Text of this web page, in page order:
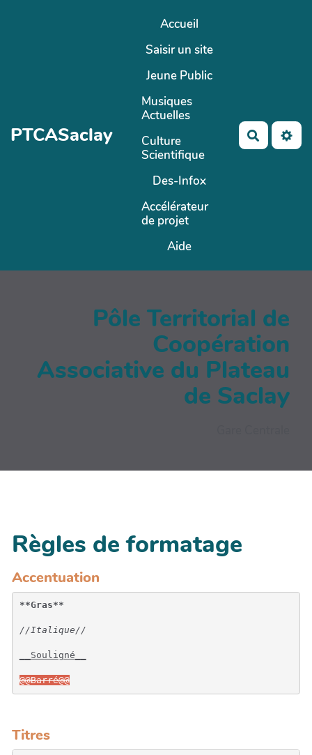
PTCASaclay
Accueil
Saisir un site
Jeune Public
Musiques
Actuelles
Culture
Scientifique
Des-Infox
Accélérateur
de projet
Aide
Pôle Territorial de
Coopération
Associative du Plateau
de Saclay
Règles de formatage
Accentuation
**Gras**
//Italique//
__Souligné__
@@Barré@@
Titres